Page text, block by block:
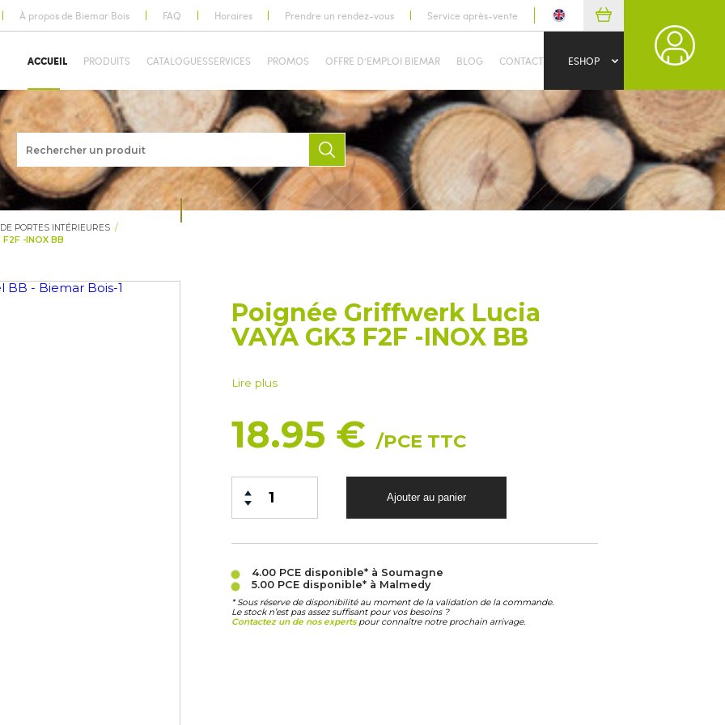
À propos de Biemar Bois FAQ Horaires Prendre un rendez-vous Service après-vente
ACCUEIL PRODUITS CATALOGUESSERVICES PROMOS OFFRE D’EMPLOI BIEMAR BLOG CONTACT ESHOP
PORTES INTÉRIEURES
F2F -INOX BB
Poignée Griffwerk Lucia
VAYA GK3 F2F -INOX BB
Lire plus
18.95 € /PCE TTC
4.00 PCE disponible* à Soumagne
5.00 PCE disponible* à Malmedy
* Sous réserve de disponibilité au moment de la validation de la commande.
Le stock n’est pas assez suffisant pour vos besoins ?
Contactez un de nos expertspour connaître notre prochain arrivage.